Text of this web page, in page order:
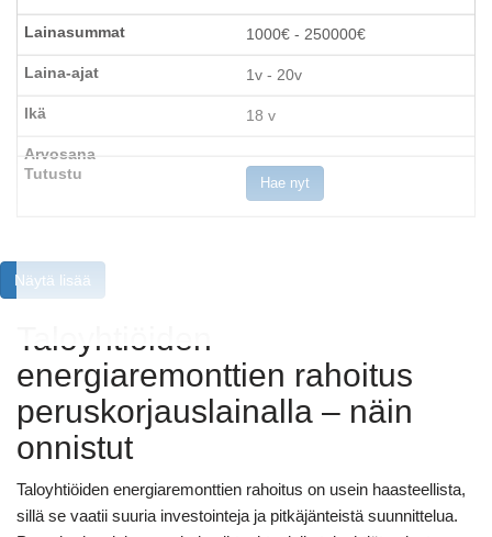
1000€ - 250000€
1v - 20v
18 v
Hae nyt
Näytä lisää
Taloyhtiöiden
energiaremonttien rahoitus
peruskorjauslainalla – näin
onnistut
Taloyhtiöiden energiaremonttien rahoitus on usein haasteellista,
sillä se vaatii suuria investointeja ja pitkäjänteistä suunnittelua.